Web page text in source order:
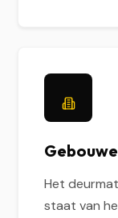
Het
staat van